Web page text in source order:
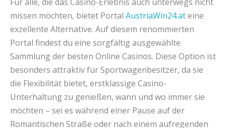
missen möchten, bietet Portal AustriaWin24.ateine
exzellente Alternative. Auf diesem renommierten
Portal findest du eine sorgfältig ausgewählte
Sammlung der besten Online Casinos. Diese Option ist
besonders attraktiv für Sportwagenbesitzer, da sie
die Flexibilität bietet, erstklassige Casino-
Unterhaltung zu genießen, wann und wo immer sie
möchten – sei es während einer Pause auf der
Romantischen Straße oder nach einem aufregenden